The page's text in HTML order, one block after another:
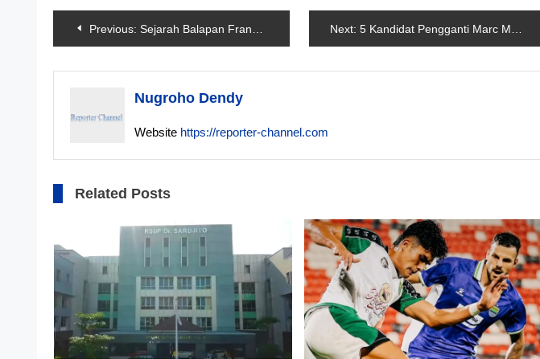
Navigasi
pos
Previous: Sejarah Balapan Francesco Bagnaia Kembali Terulang Next: 5 Kandidat Pengganti Marc Marquez Di Honda
Nugroho Dendy
Website https://reporter-channel.com
Related Posts